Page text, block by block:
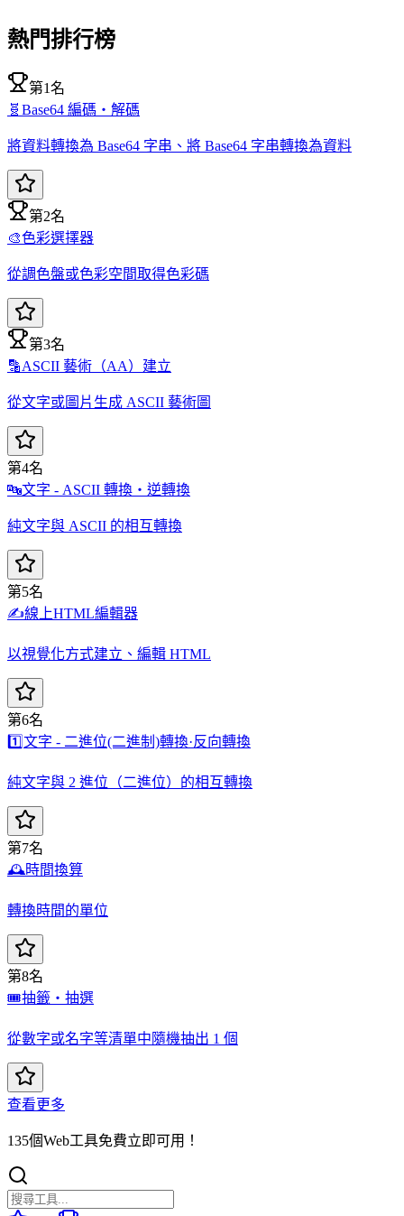
熱門排行榜
第1名
🧬 Base64 編碼・解碼
將資料轉換為 Base64 字串、將 Base64 字串轉換為資料
第2名
🎨色彩選擇器
從調色盤或色彩空間取得色彩碼
第3名
🔡ASCII 藝術（AA）建立
從文字或圖片生成 ASCII 藝術圖
第4名
🔤文字 - ASCII 轉換・逆轉換
純文字與 ASCII 的相互轉換
第5名
✍️線上HTML編輯器
以視覺化方式建立、編輯 HTML
第6名
1️⃣文字 - 二進位(二進制)轉換·反向轉換
純文字與 2 進位（二進位）的相互轉換
第7名
🕰️時間換算
轉換時間的單位
第8名
🎟️抽籤・抽選
從數字或名字等清單中隨機抽出 1 個
查看更多
135個Web工具免費立即可用！